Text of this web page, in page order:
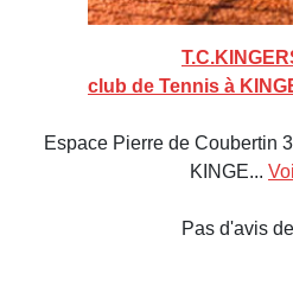
club de Tennis à
Espace Pierre de Coubertin
KINGE...
Pas d'avis